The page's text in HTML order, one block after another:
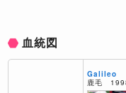
血統図
Galileo
鹿毛